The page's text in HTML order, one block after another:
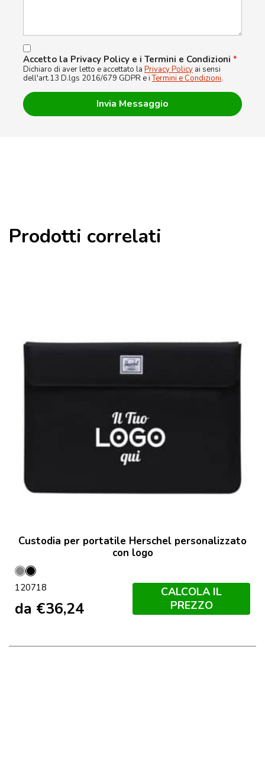
Accetto la Privacy Policy e i Termini e Condizioni *
Dichiaro di aver letto e accettato la Privacy Policy ai sensi
dell'art.13 D.lgs 2016/679 GDPR e iTermini e Condizioni.
Prodotti correlati
Custodia per portatile Herschel personalizzato
con logo
Grigio
Melange
Nero
120718
da €36,24
CALCOLA IL
PREZZO